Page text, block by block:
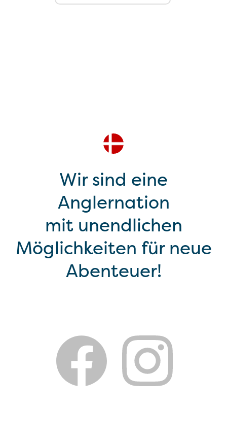
Wir sind eine
Anglernation
mit unendlichen
Möglichkeiten für neue
Abenteuer!